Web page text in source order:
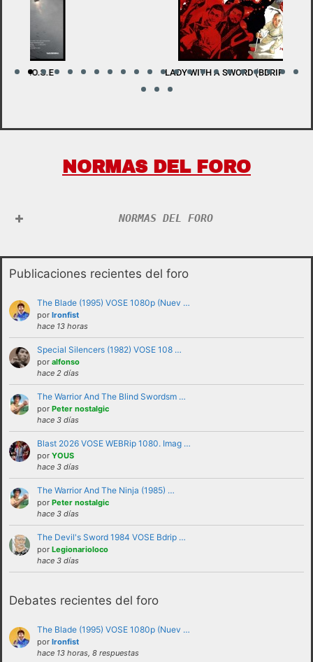
LADY WITH A SWORD (BDRIP 1080P) V.O.S.E
NORMAS DEL FORO
NORMAS DEL FORO
No se debe insultar a ningún usuario bajo
ninguna circunstancia. Se puede criticar,
discutir e intercambiar opiniones sin
necesidad de recurrir al insulto.
No se debe hacer apología de la violencia, ni
de forma verbal ni mostrando insignias,
banderas o similares que puedan
No trasladar a los foros discusiones a nivel
personal con otros usuarios.Estas deben ser
solucionadas en privado y no haciendo
Publicaciones recientes del foro
The Blade (1995) VOSE 1080p (Nuev …
por Ironfist
hace 13 horas
Special Silencers (1982) VOSE 108 …
por alfonso
hace 2 días
The Warrior And The Blind Swordsm …
por Peter nostalgic
hace 3 días
Blast 2026 VOSE WEBRip 1080. Imag …
por YOUS
hace 3 días
The Warrior And The Ninja (1985) …
por Peter nostalgic
hace 3 días
The Devil's Sword 1984 VOSE Bdrip …
por Legionarioloco
hace 3 días
Debates recientes del foro
The Blade (1995) VOSE 1080p (Nuev …
por Ironfist
hace 13 horas, 8 respuestas